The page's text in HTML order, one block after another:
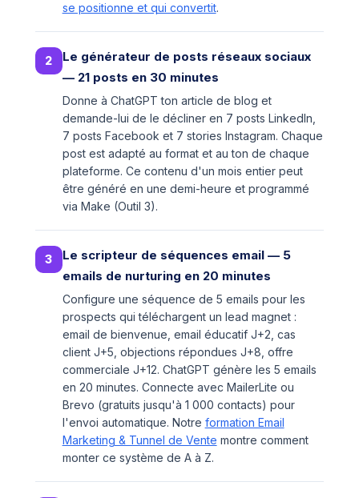
se positionne et qui convertit.
2
Le générateur de posts réseaux sociaux
— 21 posts en 30 minutes
Donne à ChatGPT ton article de blog et
demande-lui de le décliner en 7 posts LinkedIn,
7 posts Facebook et 7 stories Instagram. Chaque
post est adapté au format et au ton de chaque
plateforme. Ce contenu d'un mois entier peut
être généré en une demi-heure et programmé
via Make (Outil 3).
3
Le scripteur de séquences email — 5
emails de nurturing en 20 minutes
Configure une séquence de 5 emails pour les
prospects qui téléchargent un lead magnet :
email de bienvenue, email éducatif J+2, cas
client J+5, objections répondues J+8, offre
commerciale J+12. ChatGPT génère les 5 emails
en 20 minutes. Connecte avec MailerLite ou
Brevo (gratuits jusqu'à 1 000 contacts) pour
l'envoi automatique. Notre formation Email
Marketing & Tunnel de Vente montre comment
monter ce système de A à Z.